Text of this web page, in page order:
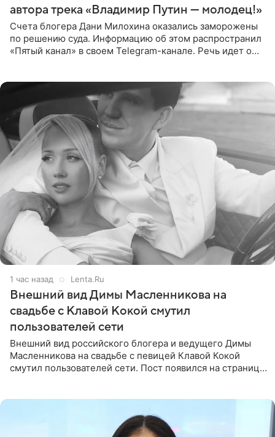
автора трека «Владимир Путин — молодец!»
Счета блогера Дани Милохина оказались заморожены
по решению суда. Информацию об этом распространил
«Пятый канал» в своем Telegram-канале. Речь идет о
1 час назад Lenta.Ru
Внешний вид Димы Масленникова на
свадьбе с Клавой Кокой смутил
пользователей сети
Внешний вид российского блогера и ведущего Димы
Масленникова на свадьбе с певицей Клавой Кокой
смутил пользователей сети. Пост появился на странице